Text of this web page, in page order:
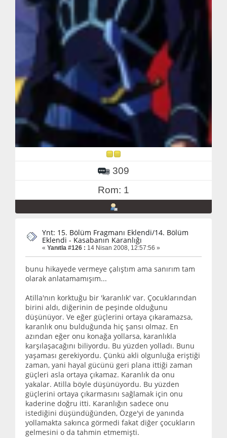
309
Rom: 1
Ynt: 15. Bölüm Fragmanı Eklendi/14. Bölüm
Eklendi - Kasabanın Karanlığı
« Yanıtla #126 : 14 Nisan 2008, 12:57:56 »
bunu hikayede vermeye çalıştım ama sanırım tam
olarak anlatamamışım...
Atilla'nın korktuğu bir 'karanlık' var. Çocuklarından
birini aldı, diğerinin de peşinde olduğunu
düşünüyor. Ve eğer güçlerini ortaya çıkaramazsa,
karanlık onu bulduğunda hiç şansı olmaz. En
azından eğer onu konağa yollarsa, karanlıkla
karşılaşacağını biliyordu. Bu yüzden yolladı. Bunu
yaşaması gerekiyordu. Çünkü akli olgunluğa eriştiği
zaman, yani hayal gücünü geri plana ittiği zaman
güçleri asla ortaya çıkamaz. Karanlık da onu
yakalar. Atilla böyle düşünüyordu. Bu yüzden
güçlerini ortaya çıkarmasını sağlamak için onu
kaderine doğru itti. Karanlığın sadece onu
istediğini düşündüğünden, Özge'yi de yanında
yollamakta sakınca görmedi fakat diğer çocukların
gelmesini o da tahmin etmemişti.